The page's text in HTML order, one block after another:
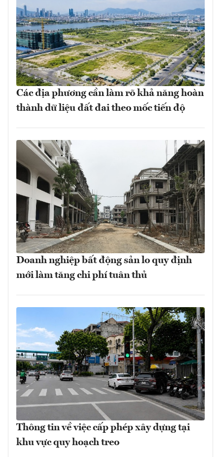
Các địa phương cần làm rõ khả năng hoàn
thành dữ liệu đất đai theo mốc tiến độ
Doanh nghiệp bất động sản lo quy định
mới làm tăng chi phí tuân thủ
Thông tin về việc cấp phép xây dựng tại
khu vực quy hoạch treo